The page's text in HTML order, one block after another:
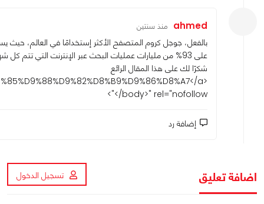
ahmed منذ سنتين
بالفعل، جوجل كروم المتصفح الأكثر إستخدامًا في العالم، حيث
على 93% من مليارات عمليات البحث عبر الإنترنت التي تتم كل
شكرًا لك على هذا المقال الرائع
a>
</body>" rel="nofollow">
إضافة رد
اضافة تعليق تسجيل الدخول